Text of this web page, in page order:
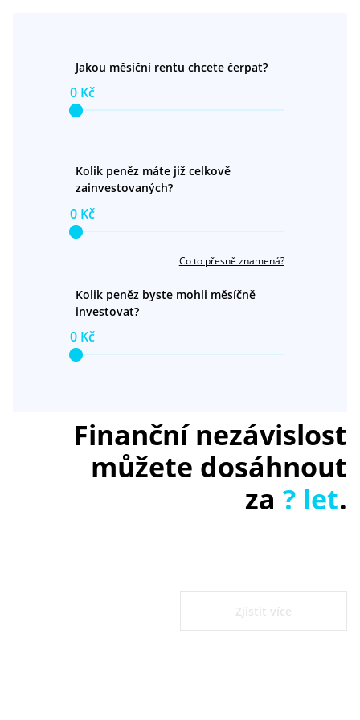
Jakou měsíční rentu chcete čerpat?
0 Kč
Kolik peněz máte již celkově
zainvestovaných?
0 Kč
Co to přesně znamená?
Kolik peněz byste mohli měsíčně
investovat?
0 Kč
Finanční nezávislost
můžete dosáhnout
za ? let.
Zjistit více